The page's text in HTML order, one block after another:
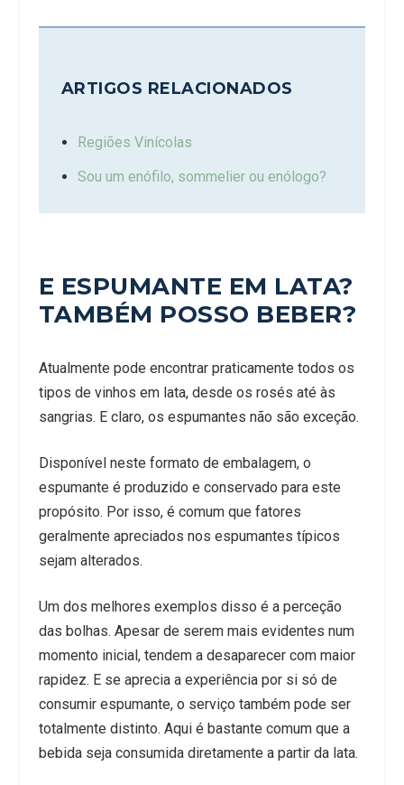
ARTIGOS RELACIONADOS
Regiões Vinícolas
Sou um enófilo, sommelier ou enólogo?
E ESPUMANTE EM LATA?
TAMBÉM POSSO BEBER?
Atualmente pode encontrar praticamente todos os
tipos de vinhos em lata, desde os rosés até às
sangrias. E claro, os espumantes não são exceção.
Disponível neste formato de embalagem, o
espumante é produzido e conservado para este
propósito. Por isso, é comum que fatores
geralmente apreciados nos espumantes típicos
sejam alterados.
Um dos melhores exemplos disso é a perceção
das bolhas. Apesar de serem mais evidentes num
momento inicial, tendem a desaparecer com maior
rapidez. E se aprecia a experiência por si só de
consumir espumante, o serviço também pode ser
totalmente distinto. Aqui é bastante comum que a
bebida seja consumida diretamente a partir da lata.